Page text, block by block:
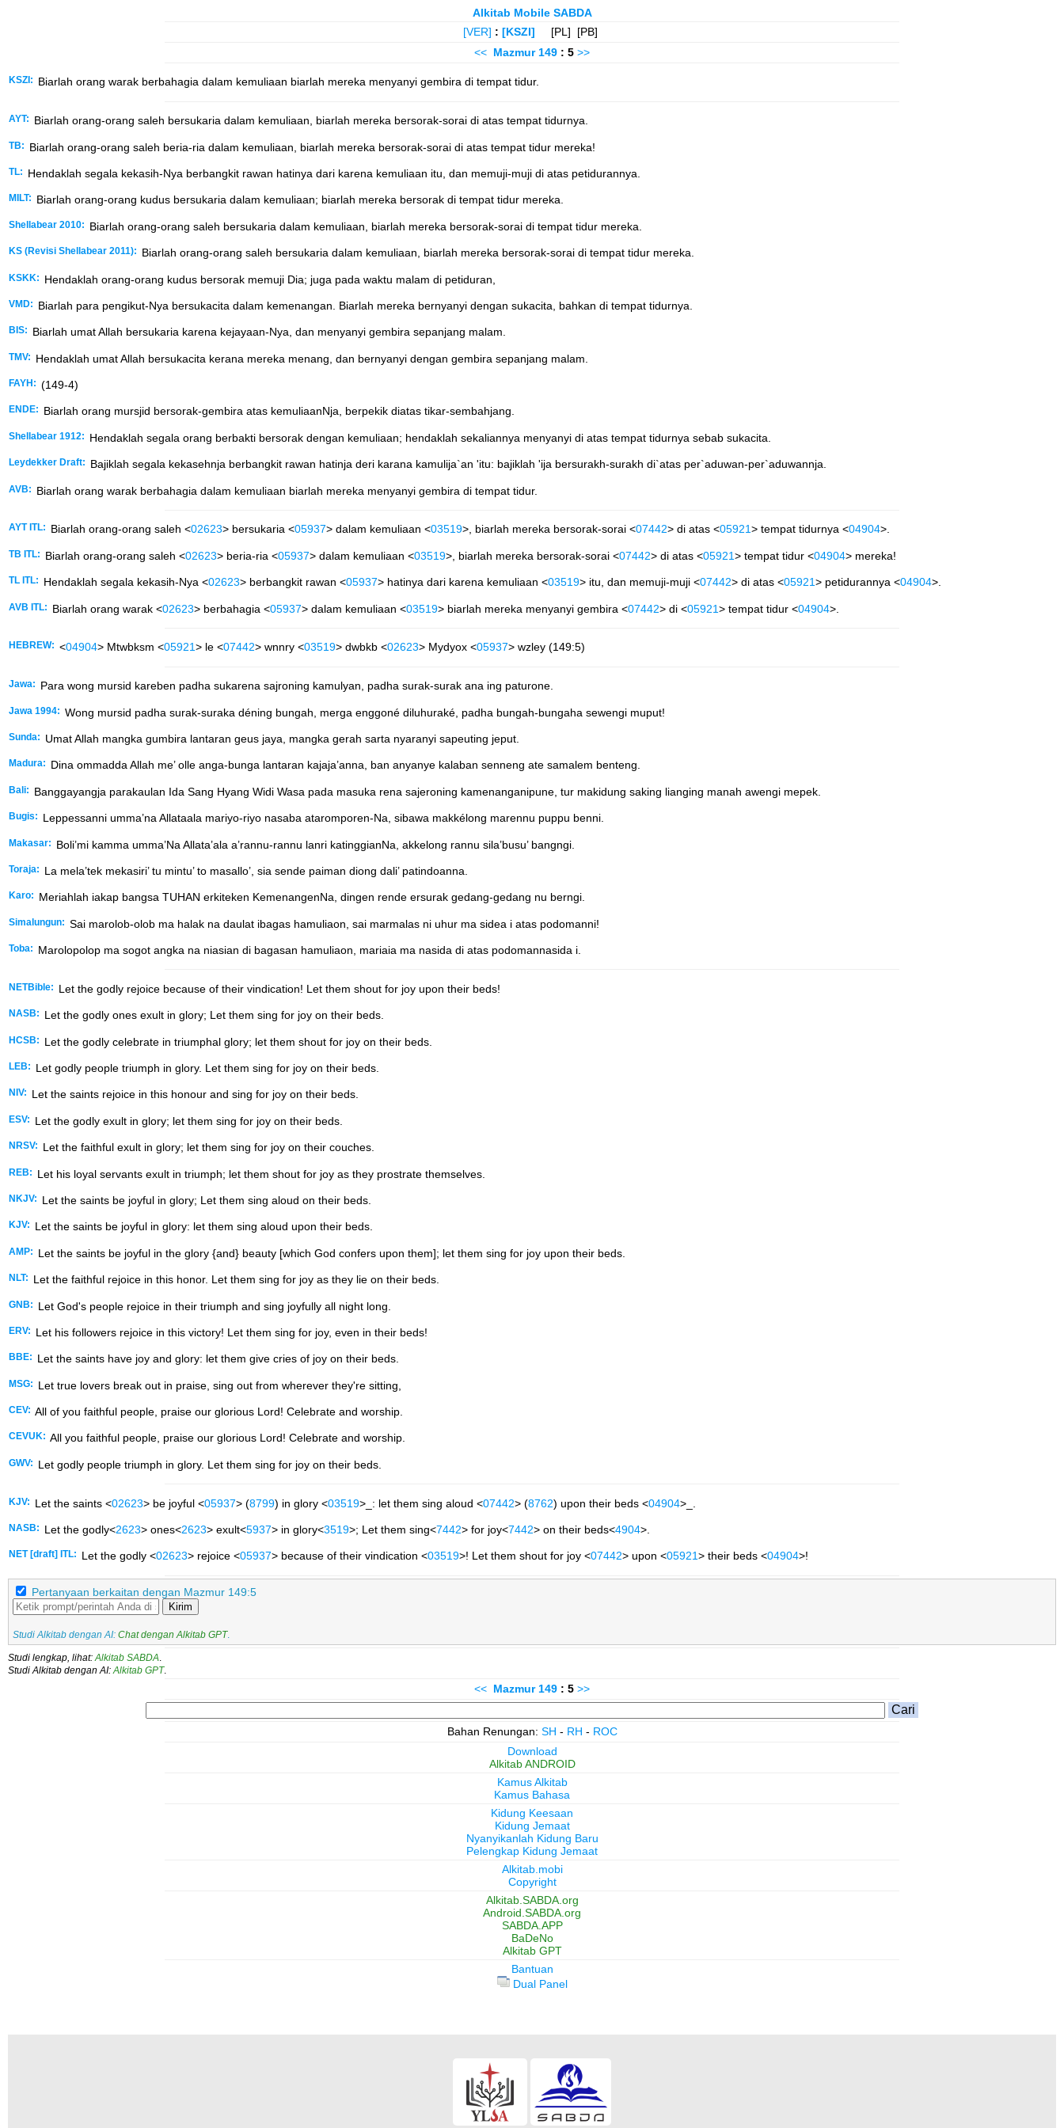
Alkitab Mobile SABDA
[VER] : [KSZI] [PL] [PB]
<< Mazmur 149 : 5 >>
KSZI: Biarlah orang warak berbahagia dalam kemuliaan biarlah mereka menyanyi gembira di tempat tidur.
AYT: Biarlah orang-orang saleh bersukaria dalam kemuliaan, biarlah mereka bersorak-sorai di atas tempat tidurnya.
TB: Biarlah orang-orang saleh beria-ria dalam kemuliaan, biarlah mereka bersorak-sorai di atas tempat tidur mereka!
TL: Hendaklah segala kekasih-Nya berbangkit rawan hatinya dari karena kemuliaan itu, dan memuji-muji di atas petidurannya.
MILT: Biarlah orang-orang kudus bersukaria dalam kemuliaan; biarlah mereka bersorak di tempat tidur mereka.
Shellabear 2010: Biarlah orang-orang saleh bersukaria dalam kemuliaan, biarlah mereka bersorak-sorai di tempat tidur mereka.
KS (Revisi Shellabear 2011): Biarlah orang-orang saleh bersukaria dalam kemuliaan, biarlah mereka bersorak-sorai di tempat tidur mereka.
KSKK: Hendaklah orang-orang kudus bersorak memuji Dia; juga pada waktu malam di petiduran,
VMD: Biarlah para pengikut-Nya bersukacita dalam kemenangan. Biarlah mereka bernyanyi dengan sukacita, bahkan di tempat tidurnya.
BIS: Biarlah umat Allah bersukaria karena kejayaan-Nya, dan menyanyi gembira sepanjang malam.
TMV: Hendaklah umat Allah bersukacita kerana mereka menang, dan bernyanyi dengan gembira sepanjang malam.
FAYH: (149-4)
ENDE: Biarlah orang mursjid bersorak-gembira atas kemuliaanNja, berpekik diatas tikar-sembahjang.
Shellabear 1912: Hendaklah segala orang berbakti bersorak dengan kemuliaan; hendaklah sekaliannya menyanyi di atas tempat tidurnya sebab sukacita.
Leydekker Draft: Bajiklah segala kekasehnja berbangkit rawan hatinja deri karana kamulija`an 'itu: bajiklah 'ija bersurakh-surakh di`atas per`aduwan-per`aduwannja.
AVB: Biarlah orang warak berbahagia dalam kemuliaan biarlah mereka menyanyi gembira di tempat tidur.
AYT ITL: Biarlah orang-orang saleh <02623> bersukaria <05937> dalam kemuliaan <03519>, biarlah mereka bersorak-sorai <07442> di atas <05921> tempat tidurnya <04904>.
TB ITL: Biarlah orang-orang saleh <02623> beria-ria <05937> dalam kemuliaan <03519>, biarlah mereka bersorak-sorai <07442> di atas <05921> tempat tidur <04904> mereka!
TL ITL: Hendaklah segala kekasih-Nya <02623> berbangkit rawan <05937> hatinya dari karena kemuliaan <03519> itu, dan memuji-muji <07442> di atas <05921> petidurannya <04904>.
AVB ITL: Biarlah orang warak <02623> berbahagia <05937> dalam kemuliaan <03519> biarlah mereka menyanyi gembira <07442> di <05921> tempat tidur <04904>.
HEBREW: <04904> Mtwbksm <05921> le <07442> wnnry <03519> dwbkb <02623> Mydyox <05937> wzley (149:5)
Jawa: Para wong mursid kareben padha sukarena sajroning kamulyan, padha surak-surak ana ing paturone.
Jawa 1994: Wong mursid padha surak-suraka déning bungah, merga enggoné diluhuraké, padha bungah-bungaha sewengi muput!
Sunda: Umat Allah mangka gumbira lantaran geus jaya, mangka gerah sarta nyaranyi sapeuting jeput.
Madura: Dina ommadda Allah me’ olle anga-bunga lantaran kajaja’anna, ban anyanye kalaban senneng ate samalem benteng.
Bali: Banggayangja parakaulan Ida Sang Hyang Widi Wasa pada masuka rena sajeroning kamenanganipune, tur makidung saking lianging manah awengi mepek.
Bugis: Leppessanni umma’na Allataala mariyo-riyo nasaba ataromporen-Na, sibawa makkélong marennu puppu benni.
Makasar: Boli’mi kamma umma’Na Allata’ala a’rannu-rannu lanri katinggianNa, akkelong rannu sila’busu’ bangngi.
Toraja: La mela’tek mekasiri’ tu mintu’ to masallo’, sia sende paiman diong dali’ patindoanna.
Karo: Meriahlah iakap bangsa TUHAN erkiteken KemenangenNa, dingen rende ersurak gedang-gedang nu berngi.
Simalungun: Sai marolob-olob ma halak na daulat ibagas hamuliaon, sai marmalas ni uhur ma sidea i atas podomanni!
Toba: Marolopolop ma sogot angka na niasian di bagasan hamuliaon, mariaia ma nasida di atas podomannasida i.
NETBible: Let the godly rejoice because of their vindication! Let them shout for joy upon their beds!
NASB: Let the godly ones exult in glory; Let them sing for joy on their beds.
HCSB: Let the godly celebrate in triumphal glory; let them shout for joy on their beds.
LEB: Let godly people triumph in glory. Let them sing for joy on their beds.
NIV: Let the saints rejoice in this honour and sing for joy on their beds.
ESV: Let the godly exult in glory; let them sing for joy on their beds.
NRSV: Let the faithful exult in glory; let them sing for joy on their couches.
REB: Let his loyal servants exult in triumph; let them shout for joy as they prostrate themselves.
NKJV: Let the saints be joyful in glory; Let them sing aloud on their beds.
KJV: Let the saints be joyful in glory: let them sing aloud upon their beds.
AMP: Let the saints be joyful in the glory {and} beauty [which God confers upon them]; let them sing for joy upon their beds.
NLT: Let the faithful rejoice in this honor. Let them sing for joy as they lie on their beds.
GNB: Let God's people rejoice in their triumph and sing joyfully all night long.
ERV: Let his followers rejoice in this victory! Let them sing for joy, even in their beds!
BBE: Let the saints have joy and glory: let them give cries of joy on their beds.
MSG: Let true lovers break out in praise, sing out from wherever they're sitting,
CEV: All of you faithful people, praise our glorious Lord! Celebrate and worship.
CEVUK: All you faithful people, praise our glorious Lord! Celebrate and worship.
GWV: Let godly people triumph in glory. Let them sing for joy on their beds.
KJV: Let the saints <02623> be joyful <05937> (8799) in glory <03519>_: let them sing aloud <07442> (8762) upon their beds <04904>_.
NASB: Let the godly<2623> ones<2623> exult<5937> in glory<3519>; Let them sing<7442> for joy<7442> on their beds<4904>.
NET [draft] ITL: Let the godly <02623> rejoice <05937> because of their vindication <03519>! Let them shout for joy <07442> upon <05921> their beds <04904>!
Pertanyaan berkaitan dengan Mazmur 149:5
Kirim
Studi Alkitab dengan AI: Chat dengan Alkitab GPT.
Studi lengkap, lihat: Alkitab SABDA
Studi Alkitab dengan AI: Alkitab GPT.
<< Mazmur 149 : 5 >>
Bahan Renungan: SH - RH - ROC
Download
Alkitab ANDROID
Kamus Alkitab
Kamus Bahasa
Kidung Keesaan
Kidung Jemaat
Nyanyikanlah Kidung Baru
Pelengkap Kidung Jemaat
Alkitab.mobi
Copyright
Alkitab.SABDA.org
Android.SABDA.org
SABDA.APP
BaDeNo
Alkitab GPT
Bantuan
Dual Panel